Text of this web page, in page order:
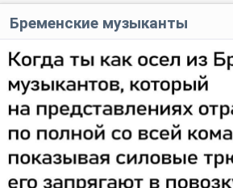
Бременские музыканты